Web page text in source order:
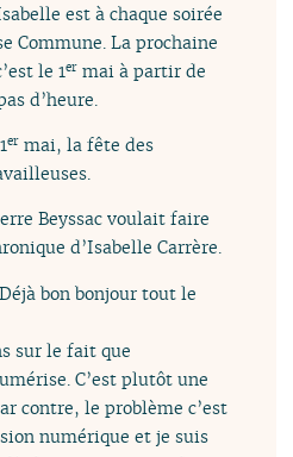
est à chaque soirée
Commune. La prochaine
le 1er mai à partir de
d’heure.
er mai, la fête des
Beyssac voulait faire
d’Isabelle Carrère.
bon bonjour tout le
sur le fait que
C’est plutôt une
contre, le problème c’est
numérique et je suis